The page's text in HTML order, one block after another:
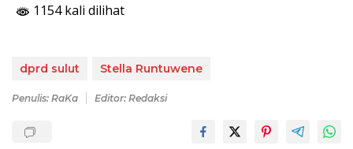
1154 kali dilihat
dprd sulut Stella Runtuwene
Penulis: RaKa Editor: Redaksi